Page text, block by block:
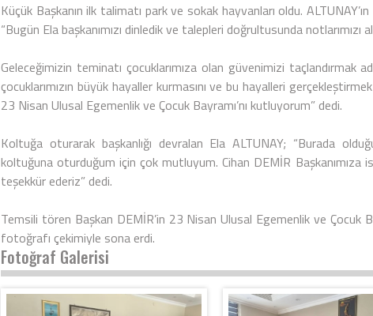
Küçük Başkanın ilk talimatı park ve sokak hayvanları oldu.
“Bugün Ela başkanımızı dinledik ve talepleri doğrultusunda notlarımızı
Geleceğimizin teminatı çocuklarımıza olan güvenimizi taçlandırmak
çocuklarımızın büyük hayaller kurmasını ve bu hayalleri
23 Nisan Ulusal Egemenlik ve Çocuk Bayramı’nı kutluyorum” dedi.
Koltuğa oturarak başkanlığı devralan Ela ALTUNAY; “Burada
koltuğuna oturduğum için çok mutluyum. Cihan DEMİR Başkanımıza
teşekkür ederiz” dedi.
Temsili tören Başkan DEMİR’in 23 Nisan Ulusal Egemenlik ve Çocuk
fotoğrafı çekimiyle sona erdi.
Fotoğraf Galerisi